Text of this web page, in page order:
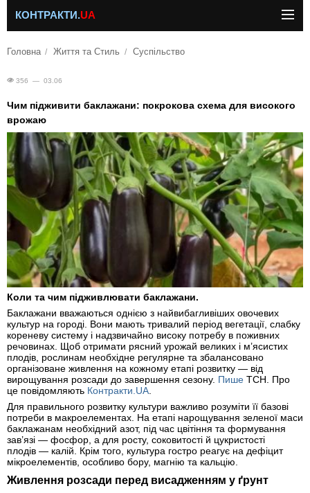
КОНТРАКТИ.UA
Головна Життя та Стиль Суспільство
356 — 03.06
Чим підживити баклажани: покрокова схема для високого
врожаю
Коли та чим підживлювати баклажани.
Баклажани вважаються однією з найвибагливіших овочевих
культур на городі. Вони мають тривалий період вегетації, слабку
кореневу систему і надзвичайно високу потребу в поживних
речовинах. Щоб отримати рясний урожай великих і м’ясистих
плодів, рослинам необхідне регулярне та збалансовано
організоване живлення на кожному етапі розвитку — від
вирощування розсади до завершення сезону. Пише ТСН. Про
це повідомляють Контракти.UA.
Для правильного розвитку культури важливо розуміти її базові
потреби в макроелементах. На етапі нарощування зеленої маси
баклажанам необхідний азот, під час цвітіння та формування
зав’язі — фосфор, а для росту, соковитості й цукристості
плодів — калій. Крім того, культура гостро реагує на дефіцит
мікроелементів, особливо бору, магнію та кальцію.
Живлення розсади перед висадженням у ґрунт